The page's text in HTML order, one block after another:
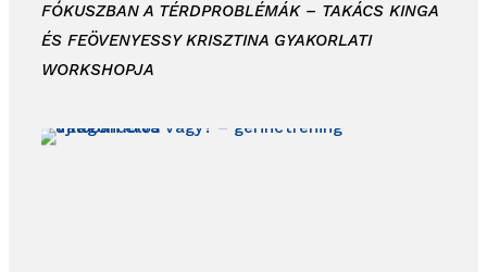
FÓKUSZBAN A TÉRDPROBLÉMÁK – TAKÁCS KINGA
ÉS FEÖVENYESSY KRISZTINA GYAKORLATI
WORKSHOPJA